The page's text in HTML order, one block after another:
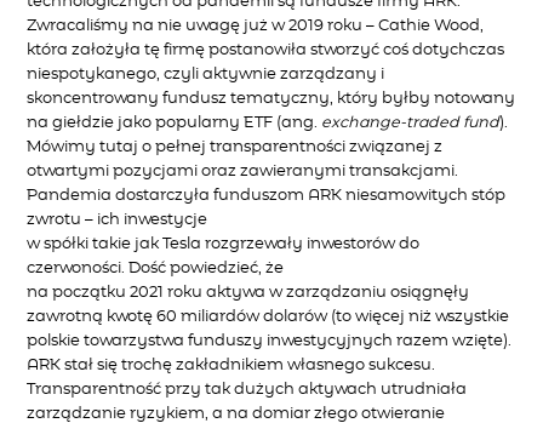
Zwracaliśmy na nie uwagę już w 2019 roku – Cathie Wood,
która założyła tę firmę postanowiła stworzyć coś dotychczas
niespotykanego, czyli aktywnie zarządzany i
skoncentrowany fundusz tematyczny, który byłby notowany
na giełdzie jako popularny ETF (ang. exchange-traded fund).
Mówimy tutaj o pełnej transparentności związanej z
otwartymi pozycjami oraz zawieranymi transakcjami.
Pandemia dostarczyła funduszom ARK niesamowitych stóp
zwrotu – ich inwestycje
w spółki takie jak Tesla rozgrzewały inwestorów do
czerwoności. Dość powiedzieć, że
na początku 2021 roku aktywa w zarządzaniu osiągnęły
zawrotną kwotę 60 miliardów dolarów (to więcej niż wszystkie
polskie towarzystwa funduszy inwestycyjnych razem wzięte).
ARK stał się trochę zakładnikiem własnego sukcesu.
Transparentność przy tak dużych aktywach utrudniała
zarządzanie ryzykiem, a na domiar złego otwieranie